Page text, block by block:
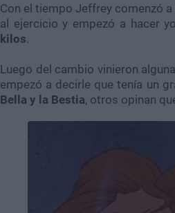
Con el tiempo Jeffrey comenzó
al ejercicio y empezó a hacer
kilos.
Luego del cambio vinieron
empezó a decirle que tenía un
Bella y la Bestia, otros opinan